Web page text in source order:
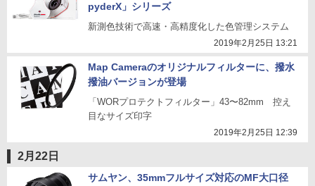
pyderX」シリーズ
新測色技術で高速・高精度化した色管理システム
2019年2月25日 13:21
Map Cameraのオリジナルフィルターに、撥水
撥油バージョンが登場
「WORプロテクトフィルター」43〜82mm 控え
目なサイズ印字
2019年2月25日 12:39
2月22日
サムヤン、35mmフルサイズ対応のMF大口径